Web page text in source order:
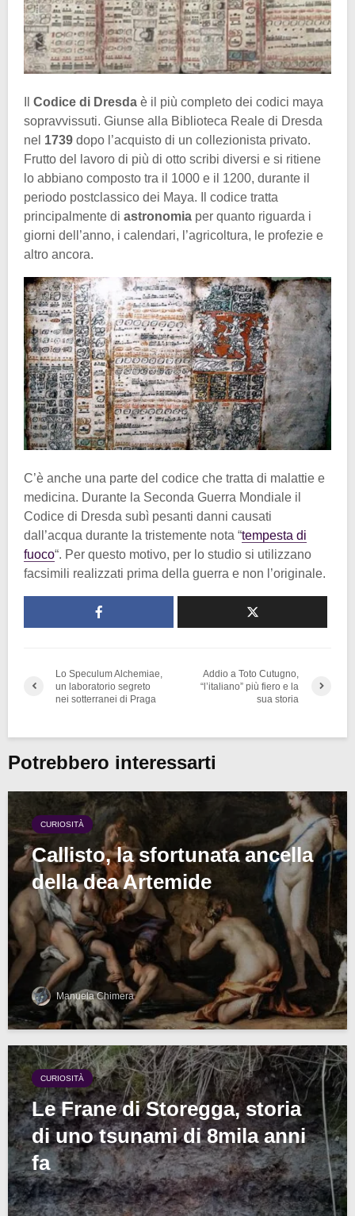
Codice di Dresda è il più completo dei codici maya
sopravvissuti. Giunse alla Biblioteca Reale di Dresda
nel 1739 dopo l’acquisto di un collezionista privato.
Frutto del lavoro di più di otto scribi diversi e si ritiene
lo abbiano composto tra il 1000 e il 1200, durante il
periodo postclassico dei Maya. Il codice tratta
principalmente di astronomia per quanto riguarda i
giorni dell’anno, i calendari, l’agricoltura, le profezie e
altro ancora.
C’è anche una parte del codice che tratta di malattie e
medicina. Durante la Seconda Guerra Mondiale il
Codice di Dresda subì pesanti danni causati
dall’acqua durante la tristemente nota “tempesta di
fuoco“. Per questo motivo, per lo studio si utilizzano
facsimili realizzati prima della guerra e non l’originale.
Lo Speculum Alchemiae,
un laboratorio segreto
nei sotterranei di Praga
Addio a Toto Cutugno,
“l’italiano” più fiero e la
sua storia
Potrebbero interessarti
CURIOSITÀ
Callisto, la sfortunata ancella
della dea Artemide
Manuela Chimera
CURIOSITÀ
Le Frane di Storegga, storia
di uno tsunami di 8mila anni
fa